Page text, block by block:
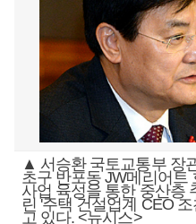
▲ 서승환 국토교통부 장
초구 반포동 JW메리어트
사업 육성을 통한 중산층
린 '주택 건설업계 CEO
고 있다. <뉴시스>